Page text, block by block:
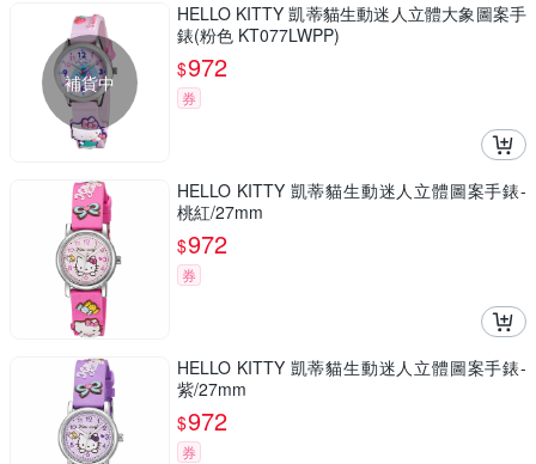
補貨中
HELLO KITTY 凱蒂貓生動迷人立體大象圖案手
錶(粉色 KT077LWPP)
$972
券
HELLO KITTY 凱蒂貓生動迷人立體圖案手錶-
桃紅/27mm
$972
券
HELLO KITTY 凱蒂貓生動迷人立體圖案手錶-
紫/27mm
$972
券